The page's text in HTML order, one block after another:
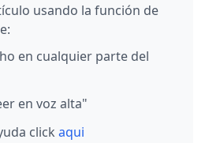
usando la función de
en cualquier parte del
en voz alta"
click aqui